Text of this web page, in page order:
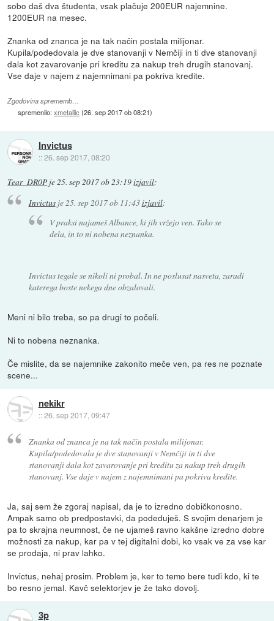
sobo daš dva študenta, vsak plačuje 200EUR najemnine.
1200EUR na mesec.
Znanka od znanca je na tak način postala milijonar.
Kupila/podedovala je dve stanovanji v Nemčiji in ti dve stanovanji
dala kot zavarovanje pri kreditu za nakup treh drugih stanovanj.
Vse daje v najem z najemnimani pa pokriva kredite.
Zgodovina sprememb…
spremenilo:xmetallic (26. sep 2017 ob 08:21)
Invictus
::26. sep 2017, 08:20
Tear_DR0P je25. sep 2017 ob 23:19izjavil:
Invictusje 25. sep 2017 ob 11:43izjavil:
V praksi najameš Albance, ki jih vržejo ven. Tako se
dela, in to ni nobena neznanka.
Invictus tegale se nikoli ni probal. In ne poslusat nasveta, zaradi
katerega boste nekega dne obzalovali.
Meni ni bilo treba, so pa drugi to počeli.
Ni to nobena neznanka.
Če mislite, da se najemnike zakonito meče ven, pa res ne poznate
scene...
nekikr
::26. sep 2017, 09:47
Znanka od znanca je na tak način postala milijonar.
Kupila/podedovala je dve stanovanji v Nemčiji in ti dve
stanovanji dala kot zavarovanje pri kreditu za nakup treh drugih
stanovanj. Vse daje v najem z najemnimani pa pokriva kredite.
Ja, saj sem že zgoraj napisal, da je to izredno dobičkonosno.
Ampak samo ob predpostavki, da podeduješ. S svojim denarjem je
pa to skrajna neumnost, če ne ujameš ravno kakšne izredno dobre
možnosti za nakup, kar pa v tej digitalni dobi, ko vsak ve za vse kar
se prodaja, ni prav lahko.
Invictus, nehaj prosim. Problem je, ker to temo bere tudi kdo, ki te
bo resno jemal. Kavč selektorjev je že tako dovolj.
3p